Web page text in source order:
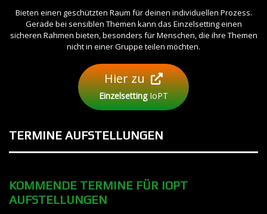
Bieten einen geschützten Raum für deinen individuellen Prozess.
Gerade bei sensiblen Themen kann das Einzelsetting einen
sicheren Rahmen bieten, besonders für Menschen, die ihre Themen
nicht in einer Gruppe teilen möchten.
Hier zu
EinzelsettingIoPT
TERMINE AUFSTELLUNGEN
KOMMENDE TERMINE FÜR IOPT
AUFSTELLUNGEN